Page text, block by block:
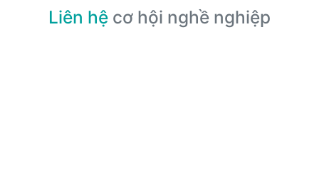
Liên hệ cơ hội nghề nghiệp